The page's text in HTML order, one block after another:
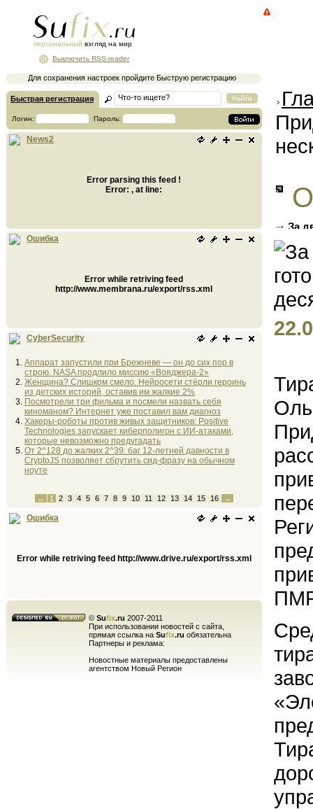
персональный взгляд на мир
Для сохранения настроек пройдите Быструю регистрацию
Выключить RSS-reader
Быстрая регистрация
Логин: Пароль:
News2
Error parsing this feed !
Error: , at line:
Ошибка
Error while retriving feed
http://www.membrana.ru/export/rss.xml
CyberSecurity
Аппарат запустили при Брежневе — он до сих пор в
строю. NASA продлило миссию «Вояджера-2»
Женщина? Слишком смело. Нейросети стёрли героинь
из детских историй, оставив им жалкие 2%
Посмотрели три фильма и посмели назвать себя
киноманом? Интернет уже поставил вам диагноз
Хакеры-роботы против живых защитников: Positive
Technologies запускает киберполигон с ИИ-атаками,
которые невозможно предугадать
От 2^128 до жалких 2^39: баг 12-летней давности в
CryptoJS позволяет сбрутить сид-фразу на обычном
ноуте
← 1 2 3 4 5 6 7 8 9 10 11 12 13 14 15 16 →
Ошибка
Error while retriving feed http://www.drive.ru/export/rss.xml
© Sufix.ru 2007-2011
При использовании новостей с сайта,
прямая ссылка на Sufix.ru обязательна
Партнеры и реклама:
Новостные материалы предоставлены
агентством Новый Регион
За